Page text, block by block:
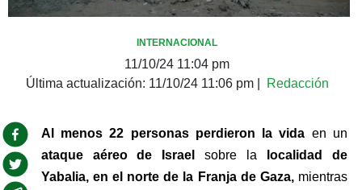
INTERNACIONAL
11/10/24 11:04 pm
Última actualización: 11/10/24 11:06 pm| Redacción
Al menos 22 personas perdieron la vida
ataque aéreo de Israel
sobre la
localidad de
Yabalia, en el norte de la Franja de Gaza, mientras